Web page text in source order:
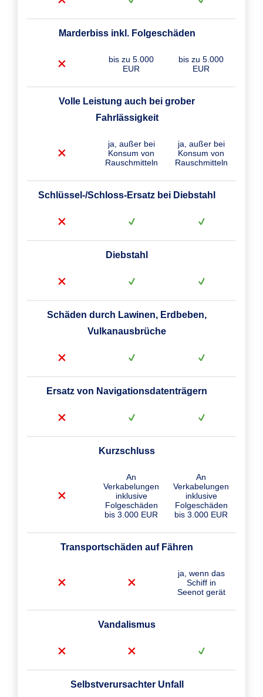
Marderbiss inkl. Folgeschäden
bis zu 5.000
EUR
bis zu 5.000
EUR
Volle Leistung auch bei grober
Fahrlässigkeit
ja, außer bei
Konsum von
Rauschmitteln
ja, außer bei
Konsum von
Rauschmitteln
Schlüssel-/Schloss-Ersatz bei Diebstahl
Diebstahl
Schäden durch Lawinen, Erdbeben,
Vulkanausbrüche
Ersatz von Navigationsdatenträgern
Kurzschluss
An
Verkabelungen
inklusive
Folgeschäden
bis 3.000 EUR
An
Verkabelungen
inklusive
Folgeschäden
bis 3.000 EUR
Transportschäden auf Fähren
ja, wenn das
Schiff in
Seenot gerät
Vandalismus
Selbstverursachter Unfall